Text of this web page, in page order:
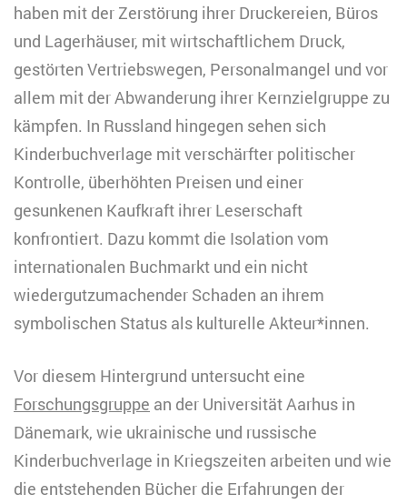
haben mit der Zerstörung ihrer Druckereien, Büros
und Lagerhäuser, mit wirtschaftlichem Druck,
gestörten Vertriebswegen, Personalmangel und vor
allem mit der Abwanderung ihrer Kernzielgruppe zu
kämpfen. In Russland hingegen sehen sich
Kinderbuchverlage mit verschärfter politischer
Kontrolle, überhöhten Preisen und einer
gesunkenen Kaufkraft ihrer Leserschaft
konfrontiert. Dazu kommt die Isolation vom
internationalen Buchmarkt und ein nicht
wiedergutzumachender Schaden an ihrem
symbolischen Status als kulturelle Akteur*innen.
Vor diesem Hintergrund untersucht eine
Forschungsgruppe an der Universität Aarhus in
Dänemark, wie ukrainische und russische
Kinderbuchverlage in Kriegszeiten arbeiten und wie
die entstehenden Bücher die Erfahrungen der